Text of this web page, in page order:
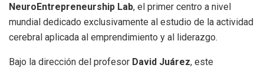
NeuroEntrepreneurship Lab, el primer centro a nivel
mundial dedicado exclusivamente al estudio de la actividad
cerebral aplicada al emprendimiento y al liderazgo.
Bajo la dirección del profesor David Juárez, este